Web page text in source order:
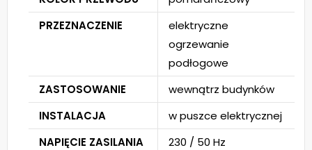
PRZEZNACZENIE
elektryczne
ogrzewanie
podłogowe
ZASTOSOWANIE
wewnątrz budynków
INSTALACJA
w puszce elektrycznej
NAPIĘCIE ZASILANIA
230 / 50 Hz